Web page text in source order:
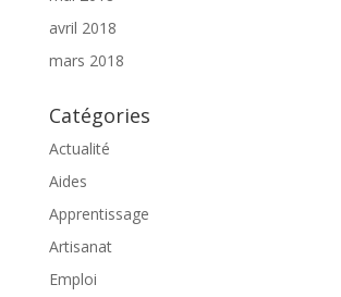
avril 2018
mars 2018
Catégories
Actualité
Aides
Apprentissage
Artisanat
Emploi